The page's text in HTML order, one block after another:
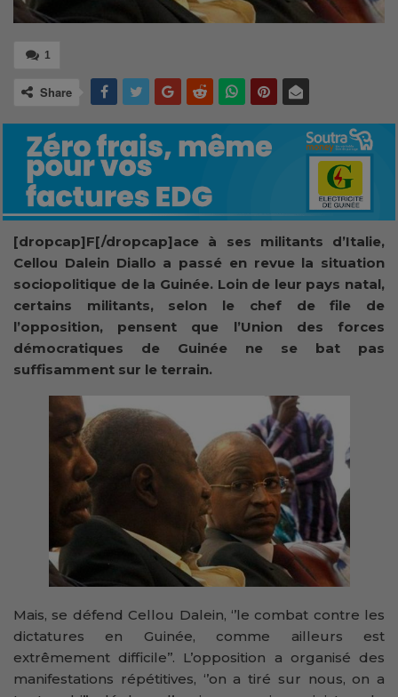
1
Share
[dropcap]F[/dropcap]ace à ses militants d’Italie,
Cellou Dalein Diallo a passé en revue la situation
sociopolitique de la Guinée. Loin de leur pays natal,
certains militants, selon le chef de file de
l’opposition, pensent que l’Union des forces
démocratiques de Guinée ne se bat pas
suffisamment sur le terrain.
Mais, se défend Cellou Dalein, ‘’le combat contre les
dictatures en Guinée, comme ailleurs est
extrêmement difficile’’. L’opposition a organisé des
manifestations répétitives, ‘’on a tiré sur nous, on a